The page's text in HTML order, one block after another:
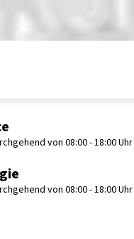
von 08:00 - 18:00 Uhr
von 08:00 - 18:00 Uhr